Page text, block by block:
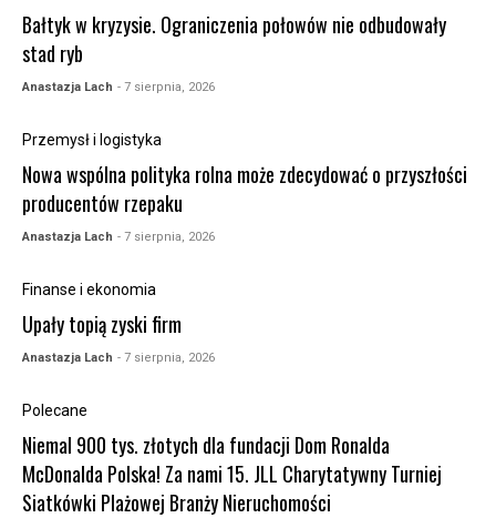
Bałtyk w kryzysie. Ograniczenia połowów nie odbudowały
stad ryb
Anastazja Lach - 7 sierpnia, 2026
Przemysł i logistyka
Nowa wspólna polityka rolna może zdecydować o przyszłości
producentów rzepaku
Anastazja Lach - 7 sierpnia, 2026
Finanse i ekonomia
Upały topią zyski firm
Anastazja Lach - 7 sierpnia, 2026
Polecane
Niemal 900 tys. złotych dla fundacji Dom Ronalda
McDonalda Polska! Za nami 15. JLL Charytatywny Turniej
Siatkówki Plażowej Branży Nieruchomości